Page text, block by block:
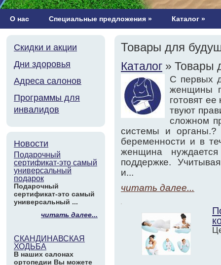
О нас Специальные предложения » Каталог »
Скидки и акции
Дни здоровья
Адреса салонов
Программы для
инвалидов
Новости
Подарочный
сертификат-это самый
универсальный
подарок
Подарочный
сертификат-это самый
универсальный ...
читать далее...
СКАНДИНАВСКАЯ
ХОДЬБА
В наших салонах
ортопедии Вы можете
Товары для
Каталог » Товары
С первых
женщины
готовят
твуют
сложном
системы и органы.?
беременности и в
женщина
поддержке.
и...
читать далее...